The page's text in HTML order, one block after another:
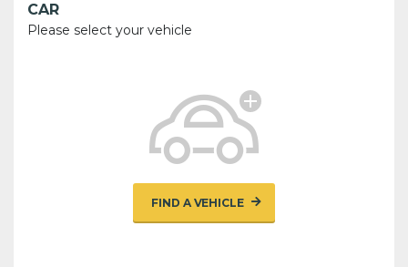
CAR
Please select your vehicle
FIND A VEHICLE